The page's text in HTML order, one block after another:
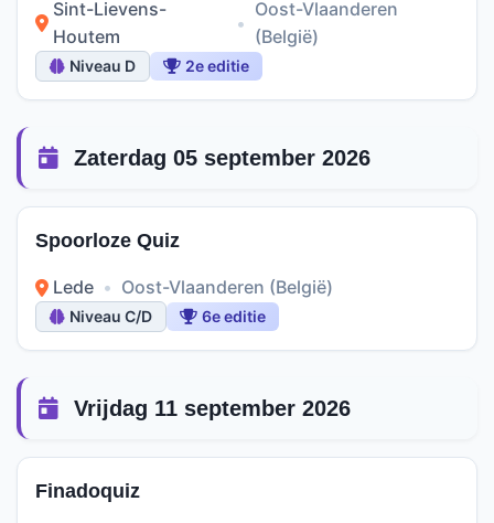
Sint-Lievens-
Houtem
•
Oost-Vlaanderen
(België)
Niveau D 2e editie
Zaterdag 05 september 2026
Spoorloze Quiz
Lede • Oost-Vlaanderen (België)
Niveau C/D 6e editie
Vrijdag 11 september 2026
Finadoquiz